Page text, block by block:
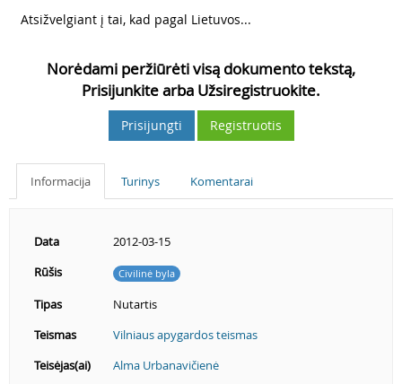
Atsižvelgiant į tai, kad pagal Lietuvos...
Norėdami peržiūrėti visą dokumento tekstą,
Prisijunkite arba Užsiregistruokite.
Prisijungti Registruotis
Informacija Turinys Komentarai
Data
2012-03-15
Rūšis
Civilinė byla
Tipas
Nutartis
Teismas
Vilniaus apygardos teismas
Teisėjas(ai)
Alma Urbanavičienė